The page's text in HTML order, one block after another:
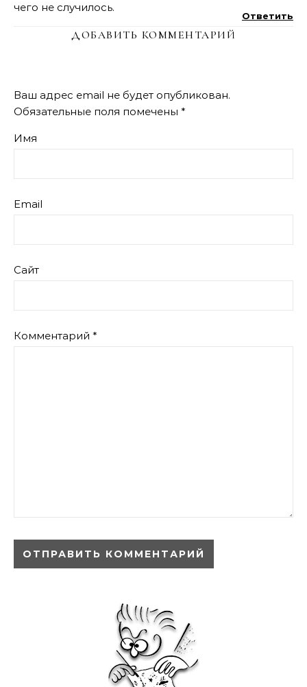
чего не случилось.
Ответить
ДОБАВИТЬ КОММЕНТАРИЙ
Ваш адрес email не будет опубликован.
Обязательные поля помечены *
Имя
Email
Сайт
Комментарий *